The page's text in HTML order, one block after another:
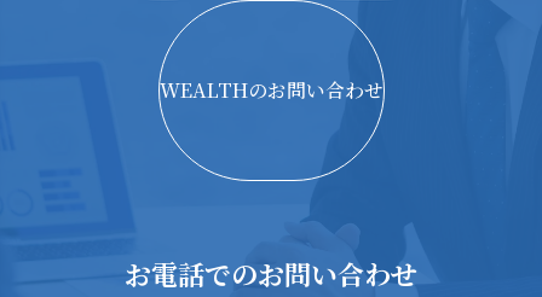
WEALTHのお問い合わせ
お電話でのお問い合わせ